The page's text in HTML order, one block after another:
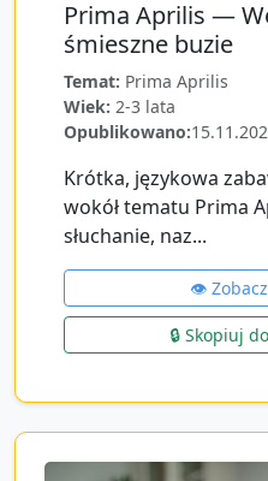
Prima Aprilis —
śmieszne buzie
Temat: Prima Aprilis
Wiek: 2-3 lata
Opublikowano:
Krótka, językowa
wokół tematu Prima
słuchanie, naz...
👁️ Zobacz
🔒 Skopiuj